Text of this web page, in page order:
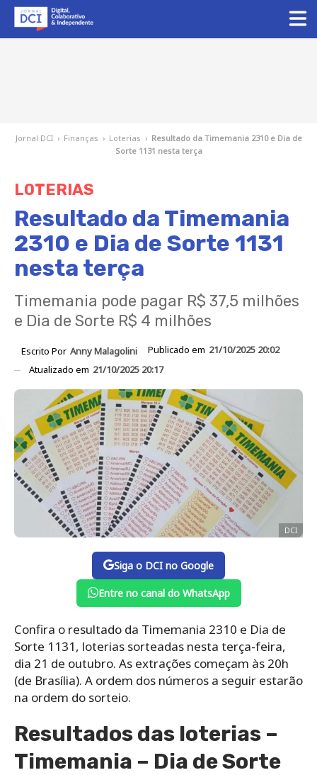
Jornal DCI › Finanças › Loterias › Resultado da Timemania 2310 e Dia de
Sorte 1131 nesta terça
LOTERIAS
Resultado da Timemania
2310 e Dia de Sorte 1131
nesta terça
Timemania pode pagar R$ 37,5 milhões
e Dia de Sorte R$ 4 milhões
Escrito Por Anny Malagolini Publicado em 21/10/2025 20:02
Atualizado em 21/10/2025 20:17
DCI
Siga o DCI no Google
Entre no canal do WhatsApp
Confira o resultado da Timemania 2310 e Dia de
Sorte 1131, loterias sorteadas nesta terça-feira,
dia 21 de outubro. As extrações começam às 20h
(de Brasília). A ordem dos números a seguir estarão
na ordem do sorteio.
Resultados das loterias –
Timemania – Dia de Sorte